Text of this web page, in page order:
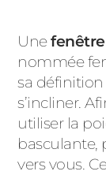
Une
nommée
sa
s’incliner.
utiliser la
basculante,
vers vous.